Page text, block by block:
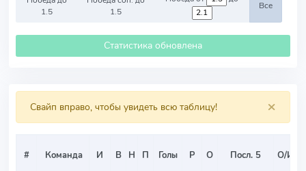
1.5
1.5
Все
Статистика обновлена
×
Свайп вправо, чтобы увидеть всю таблицу!
# Команда И В Н П Голы Р О Посл. 5 О/И